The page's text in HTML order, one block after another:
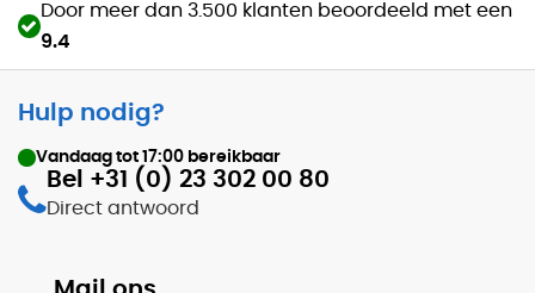
Door meer dan 3.500 klanten beoordeeld met een
9.4
Hulp nodig?
Vandaag tot 17:00 bereikbaar
Bel +31 (0) 23 302 00 80
Direct antwoord